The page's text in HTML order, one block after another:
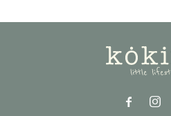
 